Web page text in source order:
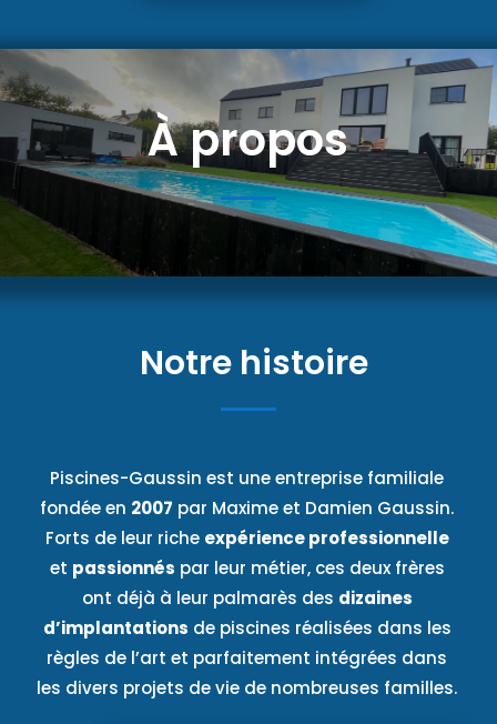
À propos
Notre histoire
Piscines-Gaussin est une entreprise familiale
fondée en 2007 par Maxime et Damien Gaussin.
Forts de leur riche expérience professionnelle
et passionnés par leur métier, ces deux frères
ont déjà à leur palmarès des dizaines
d’implantations de piscines réalisées dans les
règles de l’art et parfaitement intégrées dans
les divers projets de vie de nombreuses familles.